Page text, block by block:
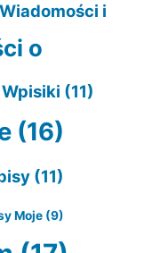
Wiadomości i
o
Wpisiki (11)
(16)
(11)
Moje (9)